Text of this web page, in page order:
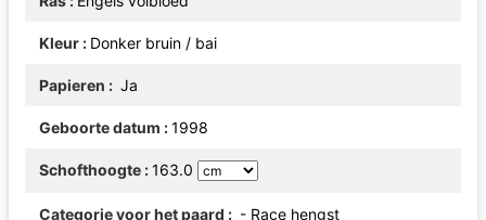
Kleur Donker bruin / bai
Papieren Ja
Geboorte datum 1998
Schofthoogte 163.0
Categorie voor het paard - Race hengst